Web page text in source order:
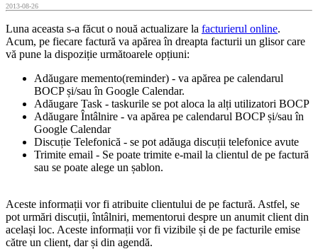
2013-08-26
Luna aceasta s-a făcut o nouă actualizare la facturierul online.
Acum, pe fiecare factură va apărea în dreapta facturii un glisor care
vă pune la dispoziție următoarele opțiuni:
Adăugare memento(reminder) - va apărea pe calendarul
BOCP și/sau în Google Calendar.
Adăugare Task - taskurile se pot aloca la alți utilizatori BOCP
Adăugare Întâlnire - va apărea pe calendarul BOCP și/sau în
Google Calendar
Discuție Telefonică - se pot adăuga discuții telefonice avute
Trimite email - Se poate trimite e-mail la clientul de pe factură
sau se poate alege un șablon.
Aceste informații vor fi atribuite clientului de pe factură. Astfel, se
pot urmări discuții, întâlniri, mementorui despre un anumit client din
același loc. Aceste informații vor fi vizibile și de pe facturile emise
către un client, dar și din agendă.